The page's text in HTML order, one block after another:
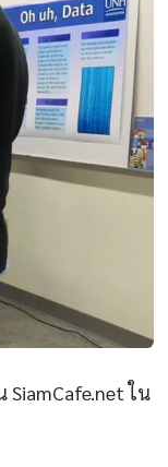
ใน